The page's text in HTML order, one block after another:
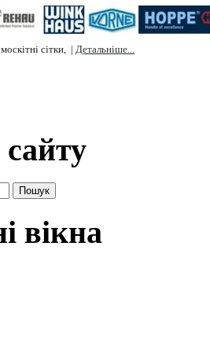
| Ролокасет 5 днів, | Жалюзі 4 дні, |
граніт 7 днів, | Ціни на вікна, | Ціни
сітки, | Детальніше...
вікна